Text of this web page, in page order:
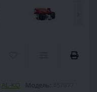
AL-KO Модель: